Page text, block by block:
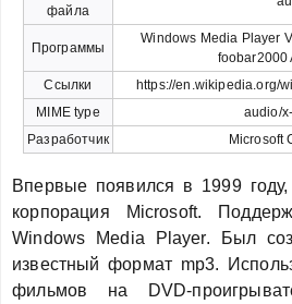
файла
Программы
Windows Media Player
foobar2000
Ссылки
https://en.wikipedia.org/
MIME type
audio/
Разработчик
Microsoft
Впервые появился в 1999 году,
корпорация Microsoft.
Windows Media Player. Был
известный формат mp3.
фильмов на DVD-